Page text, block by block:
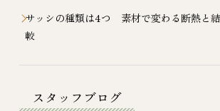
サッシの種類は4つ 素材で変わる断熱と
較
スタッフブログ